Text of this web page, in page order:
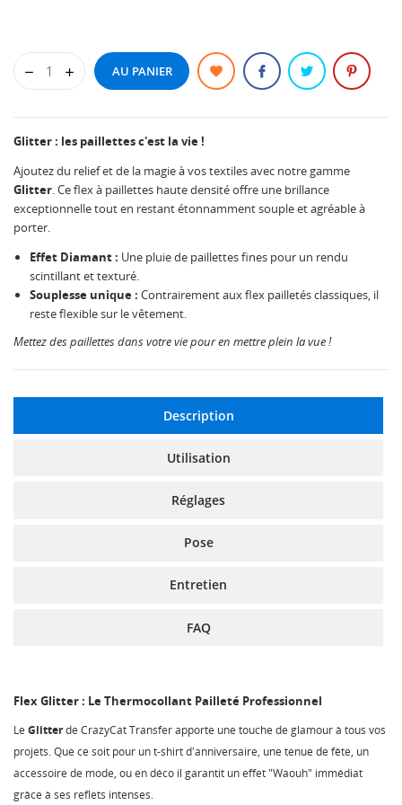
AU PANIER
Glitter : les paillettes c'est la vie !
Ajoutez du relief et de la magie à vos textiles avec notre gamme
Glitter. Ce flex à paillettes haute densité offre une brillance
exceptionnelle tout en restant étonnamment souple et agréable à
porter.
Effet Diamant : Une pluie de paillettes fines pour un rendu
scintillant et texturé.
Souplesse unique : Contrairement aux flex pailletés classiques, il
reste flexible sur le vêtement.
Mettez des paillettes dans votre vie pour en mettre plein la vue !
Description
Utilisation
Réglages
Pose
Entretien
FAQ
Flex Glitter : Le Thermocollant Pailleté Professionnel
Le Glitterde CrazyCat Transfer apporte une touche de glamour à tous vos
projets. Que ce soit pour un t-shirt d'anniversaire, une tenue de fête, un
accessoire de mode, ou en déco il garantit un effet "Waouh" immédiat
grâce à ses reflets intenses.